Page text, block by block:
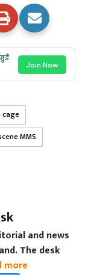
Join Now
cage
MMS
and news
The desk
more